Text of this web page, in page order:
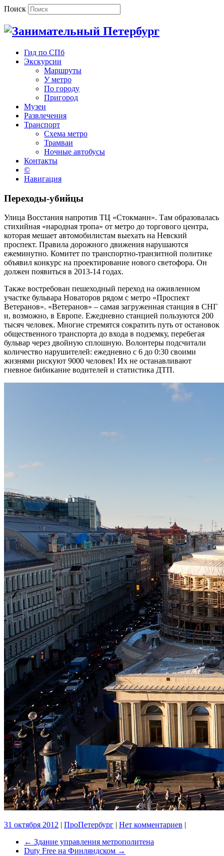
Поиск
Гид по СПб
Экскурсии
Маршруты
У метро
По городу
Пригород
Музеи
Развлечения
Транспорт
Схема метро
Трамваи
Ночные автобусы
Контакты
©
Навигация
Переходы-убийцы
Улица Восстания напротив ТЦ «Стокманн». Там образовалась
стихийная «народная тропа» от метро до торгового центра,
которая мешает автомобилистам выехать на Невский
проспект. Правила дорожного движения нарушаются
ежеминутно. Комитет по транспортно-транзитной политике
объявил конкурс на проектирование нового светофора. Он
должен появиться в 2013-14 годах.
Также востребован пешеходный переход на оживленном
участке бульвара Новаторов рядом с метро «Проспект
Ветеранов». «Ветеранов» – самая загруженная станция в СНГ
и, возможно, в Европе. Ежедневно станцией пользуются 200
тысяч человек. Многие стремятся сократить путь от остановок
общественного транспорта до входа в подземку, перебегая
бульвар через двойную сплошную. Волонтеры подсчитали
количество нарушителей: ежедневно с 6 до 0:30 своими
жизнями рискуют 9000 человек! Их не останавливают
гневное бибикание водителей и статистика ДТП.
31 октября 2012 | ПроПетербург | Нет комментариев |
← Здание управления метрополитена
Duty Free на Финляндском →